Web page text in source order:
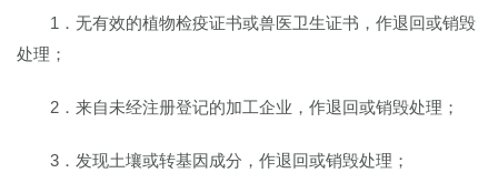
1．无有效的植物检疫证书或兽医卫生证书，作退回或销毁
处理；
2．来自未经注册登记的加工企业，作退回或销毁处理；
3．发现土壤或转基因成分，作退回或销毁处理；